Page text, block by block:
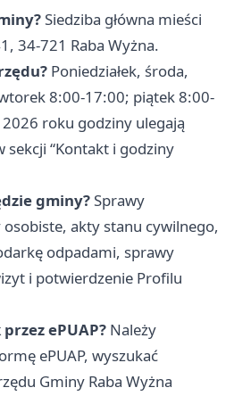
Siedziba główna mieści
34-721 Raba Wyżna.
Poniedziałek, środa,
8:00-17:00; piątek 8:00-
roku godziny ulegają
sekcji “Kontakt i godziny
gminy?Sprawy
akty stanu cywilnego,
odpadami, sprawy
i potwierdzenie Profilu
ePUAP? Należy
ePUAP, wyszukać
Gminy Raba Wyżna